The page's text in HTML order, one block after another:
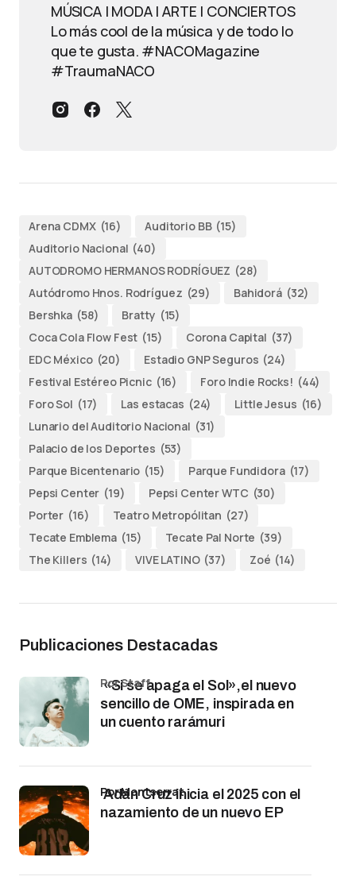
MÚSICA | MODA | ARTE | CONCIERTOS
Lo más cool de la música y de todo lo
que te gusta. #NACOMagazine
#TraumaNACO
Arena CDMX (16) Auditorio BB (15)
Auditorio Nacional (40)
AUTODROMO HERMANOS RODRÍGUEZ (28)
Autódromo Hnos. Rodríguez (29) Bahidorá (32)
Bershka (58) Bratty (15)
Coca Cola Flow Fest (15) Corona Capital (37)
EDC México (20) Estadio GNP Seguros (24)
Festival Estéreo Picnic (16) Foro Indie Rocks! (44)
Foro Sol (17) Las estacas (24) Little Jesus (16)
Lunario del Auditorio Nacional (31)
Palacio de los Deportes (53)
Parque Bicentenario (15) Parque Fundidora (17)
Pepsi Center (19) Pepsi Center WTC (30)
Porter (16) Teatro Metropólitan (27)
Tecate Emblema (15) Tecate Pal Norte (39)
The Killers (14) VIVE LATINO (37) Zoé (14)
Publicaciones Destacadas
«Si se apaga el Sol»,el nuevo
sencillo de OME, inspirada en
un cuento rarámuri
por Staff
Adán Cruz inicia el 2025 con el
nazamiento de un nuevo EP
por Montserrat